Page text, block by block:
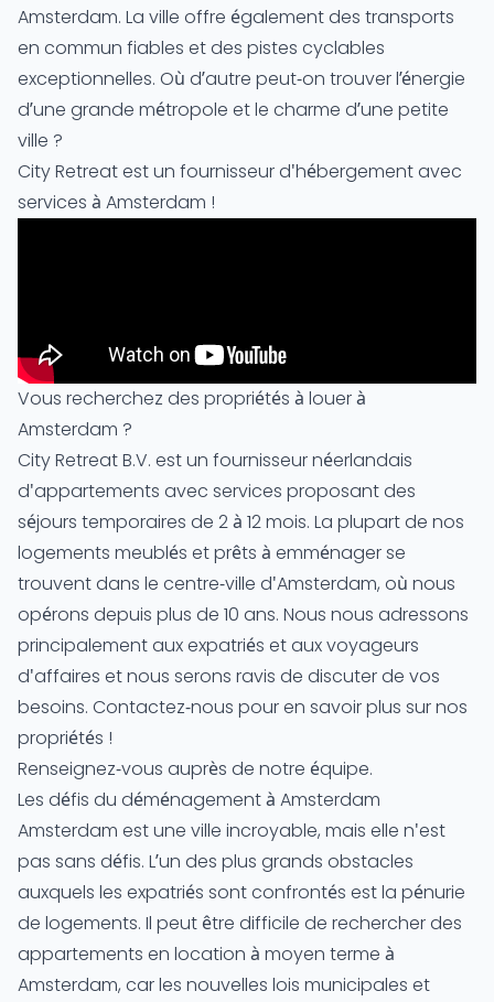
Amsterdam. La ville offre également des transports
en commun fiables et des pistes cyclables
exceptionnelles. Où d’autre peut-on trouver l’énergie
d’une grande métropole et le charme d’une petite
ville ?
City Retreat est un fournisseur d'hébergement avec
services à Amsterdam !
Vous recherchez des propriétés à louer à
Amsterdam ?
City Retreat B.V. est un fournisseur néerlandais
d'appartements avec services proposant des
séjours temporaires de 2 à 12 mois. La plupart de nos
logements meublés et prêts à emménager se
trouvent dans le centre-ville d'Amsterdam, où nous
opérons depuis plus de 10 ans. Nous nous adressons
principalement aux expatriés et aux voyageurs
d'affaires et nous serons ravis de discuter de vos
besoins. Contactez-nous pour en savoir plus sur nos
propriétés !
Renseignez-vous auprès de notre équipe.
Les défis du déménagement à Amsterdam
Amsterdam est une ville incroyable, mais elle n'est
pas sans défis. L’un des plus grands obstacles
auxquels les expatriés sont confrontés est la pénurie
de logements. Il peut être difficile de rechercher des
appartements en location à moyen terme à
Amsterdam, car les nouvelles lois municipales et